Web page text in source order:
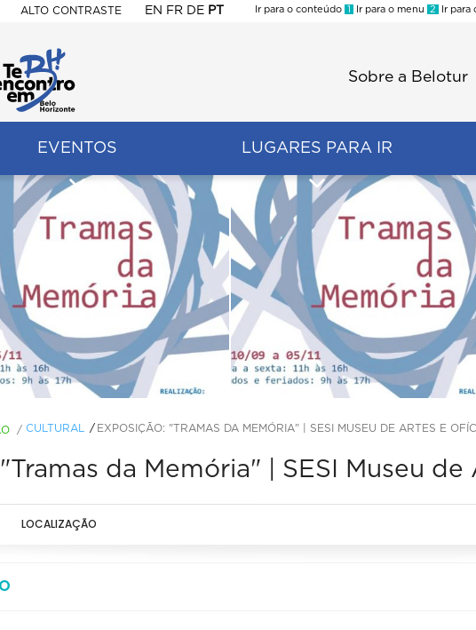
ALTO CONTRASTE EN FR DE PT
Ir para o conteúdo 1 Ir para o menu 2 Ir para
Sobre a Belotur
EVENTOS LUGARES PARA IR
/ CULTURAL EXPOSIÇÃO: "TRAMAS DA MEMÓRIA" | SESI MUSEU DE ARTES E
da Memória" | SESI Museu
LOCALIZAÇÃO